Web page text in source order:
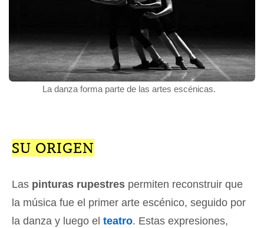
La danza forma parte de las artes escénicas.
SU ORIGEN
Las pinturas rupestres permiten reconstruir que
la música fue el primer arte escénico, seguido por
la danza y luego el teatro. Estas expresiones,